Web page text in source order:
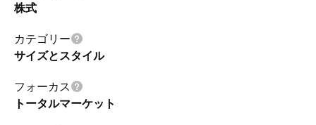
株式
カテゴリー
サイズとスタイル
フォーカス
トータルマーケット